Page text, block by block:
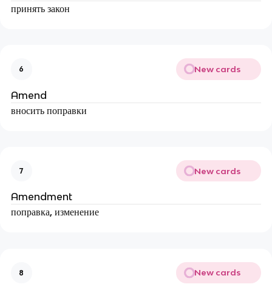
принять закон
6 New cards
Amend
вносить поправки
7 New cards
Amendment
поправка, изменение
8 New cards